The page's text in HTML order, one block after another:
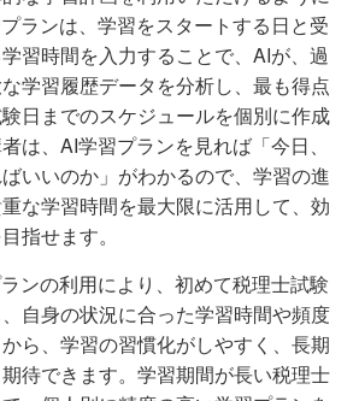
ランは、学習をスタートする日と受
習時間を入力することで、AIが、過
学習履歴データを分析し、最も得点
日までのスケジュールを個別に作成
は、AI学習プランを見れば「今日、
いいのか」がわかるので、学習の進
な学習時間を最大限に活用して、効
指せます。
ンの利用により、初めて税理士試験
自身の状況に合った学習時間や頻度
ら、学習の習慣化がしやすく、長期
待できます。学習期間が長い税理士